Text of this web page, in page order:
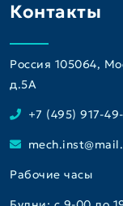
Контакты
Россия 105064,
д.5A
+7 (495) 917-
Рабочие часы